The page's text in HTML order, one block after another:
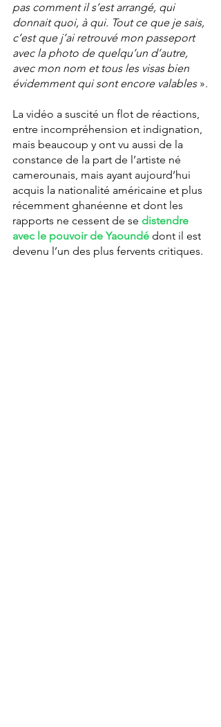
pas comment il s’est arrangé, qui
donnait quoi, à qui. Tout ce que je sais,
c’est que j’ai retrouvé mon passeport
avec la photo de quelqu’un d’autre,
avec mon nom et tous les visas bien
évidemment qui sont encore valables ».
La vidéo a suscité un flot de réactions,
entre incompréhension et indignation,
mais beaucoup y ont vu aussi de la
constance de la part de l’artiste né
camerounais, mais ayant aujourd’hui
acquis la nationalité américaine et plus
récemment ghanéenne et dont les
rapports ne cessent de se distendre
avec le pouvoir de Yaoundé dont il est
devenu l’un des plus fervents critiques.